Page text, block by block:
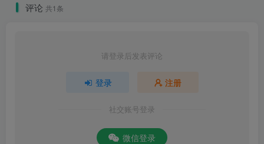
评论 共1条
请登录后发表评论
登录 注册
社交账号登录
微信登录